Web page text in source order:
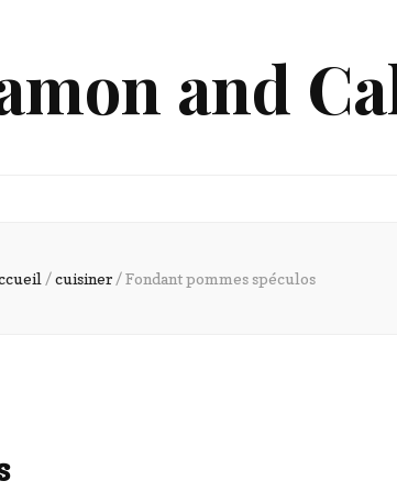
and
/ cuisiner / Fondant pommes spéculos